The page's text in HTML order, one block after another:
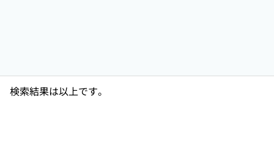
検索結果は以上です。